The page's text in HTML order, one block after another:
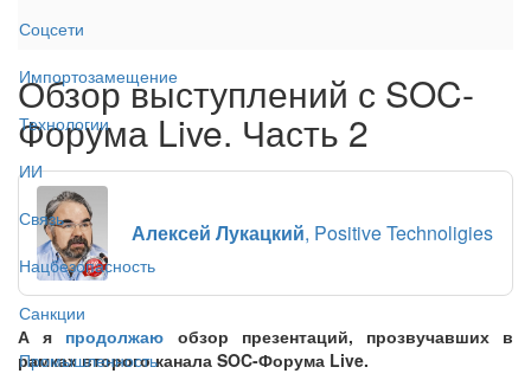
Соцсети
Импортозамещение
Технологии
ИИ
Связь
Нацбезопасность
Санкции
Промышленность
Обзор выступлений с SOC-
Форума Live. Часть 2
Алексей Лукацкий, Positive Technoligies
А я продолжаю обзор презентаций, прозвучавших в
рамках второго канала SOC-Форума Live.